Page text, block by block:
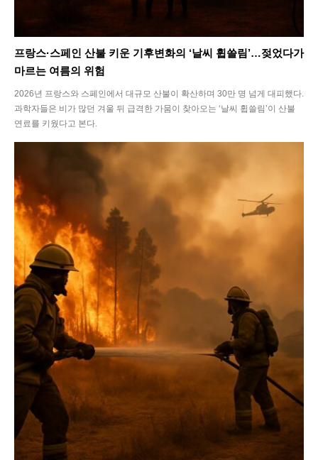
프랑스·스페인 산불 키운 기후변화의 ‘날씨 휩쓸림’…젖었다가
마르는 여름의 위험
2026년 프랑스와 스페인에서 대규모 산불이 확산하며 30만 명 넘게 대피했다.
과학자들은 비가 많던 겨울 뒤 급격한 가뭄이 찾아오는 ‘날씨 휩쓸림’이 산불
연료를 키웠다고 본다.